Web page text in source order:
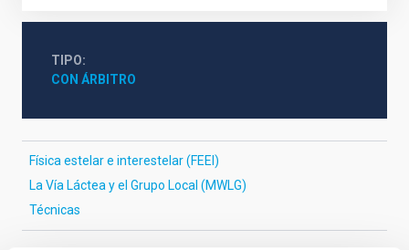
TIPO
CON ÁRBITRO
Física estelar e interestelar (FEEI)
La Vía Láctea y el Grupo Local (MWLG)
Técnicas